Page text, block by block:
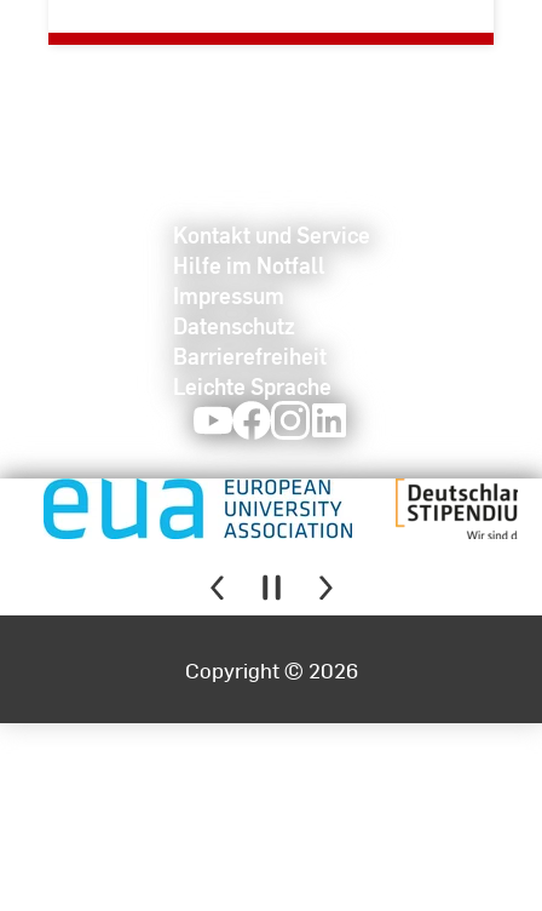
Kontakt und Service
Hilfe im Notfall
Impressum
Datenschutz
Barrierefreiheit
Leichte Sprache
YoutubeFacebookInstagram
Copyright © 2026